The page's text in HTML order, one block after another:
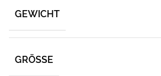
GEWICHT
GRÖSSE